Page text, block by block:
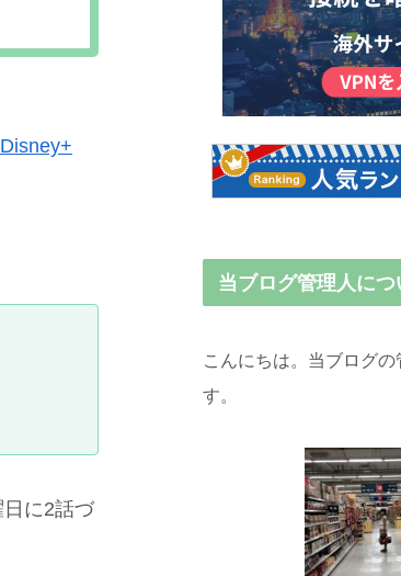
Disney+
に2話づ
当ブログ管理人につ
こんにちは。当ブログ
す。